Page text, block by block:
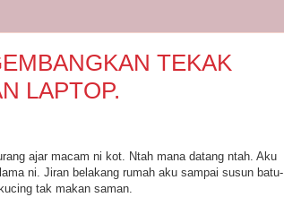
TEKAK
LAPTOP.
ajar macam ni kot. Ntah mana datang ntah. Aku
ni. Jiran belakang rumah aku sampai susun batu-
tak makan saman.